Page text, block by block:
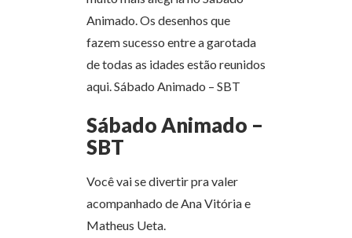
Animado. Os desenhos que
fazem sucesso entre a garotada
de todas as idades estão reunidos
aqui. Sábado Animado – SBT
Sábado Animado –
SBT
Você vai se divertir pra valer
acompanhado de Ana Vitória e
Matheus Ueta.